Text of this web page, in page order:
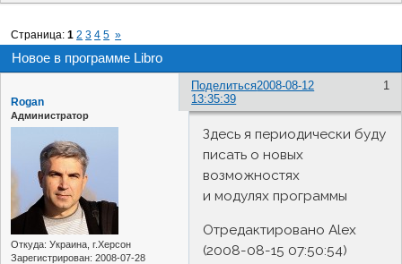
Новое в программе Libro
Страница:1 2 3 4 5 »
Поделиться 1
2008-08-12
13:35:39
Rogan
Администратор
Откуда: Украина, г.Херсон
Зарегистрирован: 2008-07-28
Здесь я периодически буду
писать о новых
возможностях
и модулях программы
Отредактировано Alex
(2008-08-15 07:50:54)